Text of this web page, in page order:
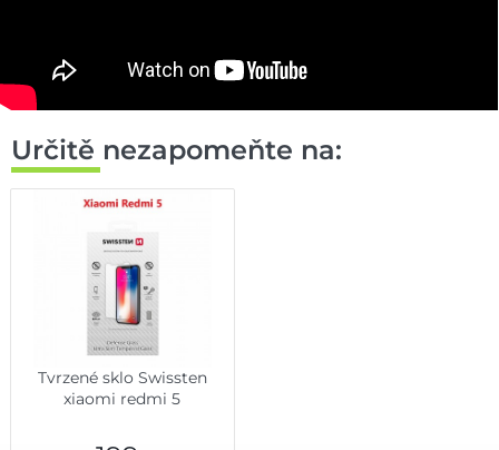
Určitě nezapomeňte na:
Tvrzené sklo Swissten
xiaomi redmi 5